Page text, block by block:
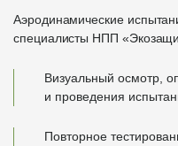
Аэродинамические
специалисты НПП
Визуальный осмотр,
и проведения
Повторное